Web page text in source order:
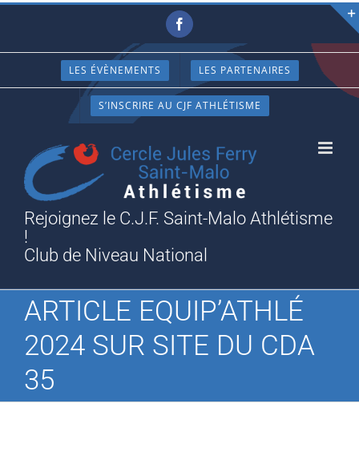
Passer
contenu
Facebook
LES ÉVÈNEMENTS LES PARTENAIRES
S’INSCRIRE AU CJF ATHLÉTISME
Rejoignez le C.J.F. Saint-Malo Athlétisme
!
Club de Niveau National
ARTICLE EQUIP’ATHLÉ
2024 SUR SITE DU CDA
35